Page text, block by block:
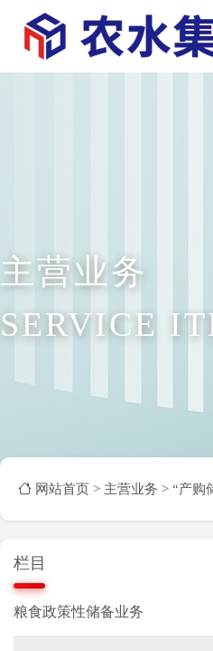
主营业务
SERVICE
网站首页 > 主营业务 > “产购
栏目
粮食政策性储备业务